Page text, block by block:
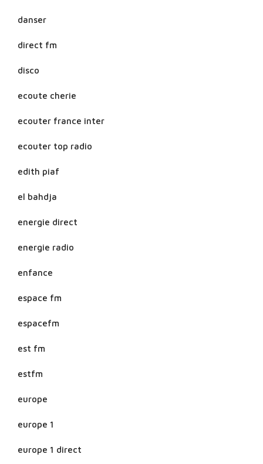
danser
direct fm
disco
ecoute cherie
ecouter france inter
ecouter top radio
edith piaf
el bahdja
energie direct
energie radio
enfance
espace fm
espacefm
est fm
estfm
europe
europe 1
europe 1 direct